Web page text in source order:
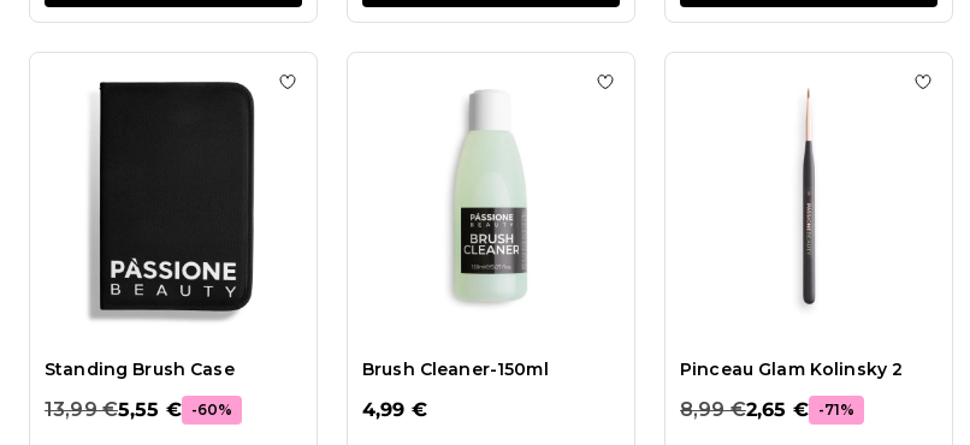
Standing Brush Case
13,99 €5,55 € -60%
Ajouter à la liste de souhaits Standing Brush Case
Brush Cleaner-150ml
4,99 €
Ajouter à la liste de souhaits Brush
Pinceau Glam Kolinsky 2
8,99 €2,65 € -71%